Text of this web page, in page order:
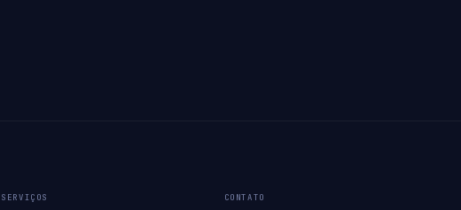
SERVIÇOS CONTATO